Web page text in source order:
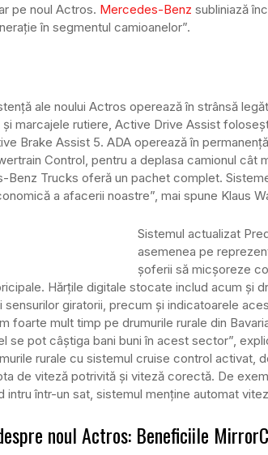
pe noul Actros. Mercedes-Benz subliniază
în segmentul camioanelor”.
ale noului Actros operează în strânsă
marcajele rutiere, Active Drive Assist
Brake Assist 5. ADA operează în
Control, pentru a deplasa camionul cât
Trucks oferă un pachet complet.
a afacerii noastre”, mai spune Klaus
Sistemul actualizat
asemenea pe
șoferii să micșoreze
Hărțile digitale stocate includ acum și
giratorii, precum și indicatoarele
foarte mult timp pe drumurile rurale din
se pot câștiga bani buni în acest sector”,
rurale cu sistemul cruise control activat,
de viteză potrivită și viteză corectă. De
într-un sat, sistemul menține automat
noul Actros: Beneficiile